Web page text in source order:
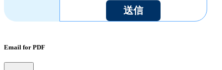
送信
Email for PDF